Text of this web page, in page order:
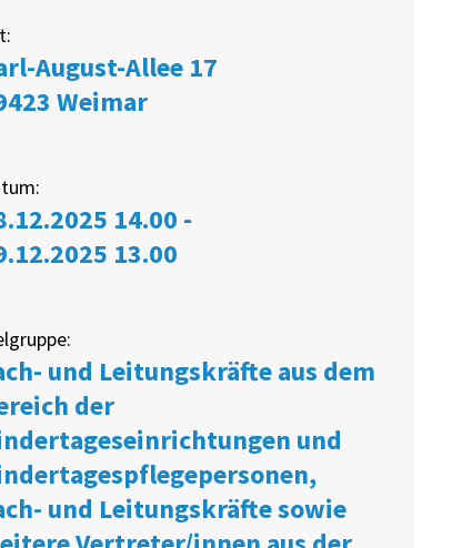
August-Allee 17
Weimar
14.00 -
13.00
und Leitungskräfte aus dem
der
und
und Leitungskräfte sowie